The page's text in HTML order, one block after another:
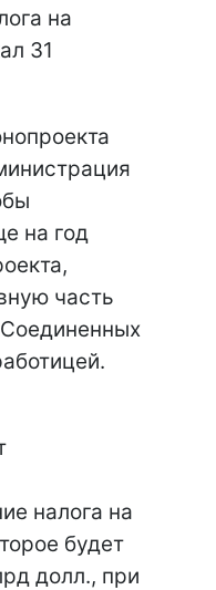
на
31
на год
часть
налога на
будет
долл., при